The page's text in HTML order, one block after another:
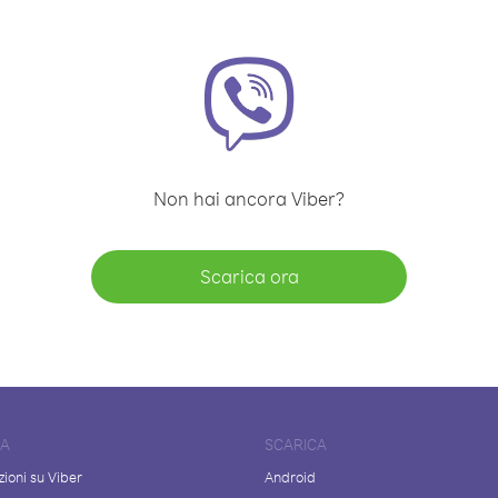
Non hai ancora Viber?
Scarica ora
su Viber
SCARICA
Android